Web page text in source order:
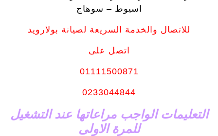
اسيوط – سوهاج
للاتصال والخدمة السريعة لصيانة بولارويد
اتصل على
01111500871
0233044844
التعليمات الواجب مراعاتها عند التشغيل
للمرة الاولى